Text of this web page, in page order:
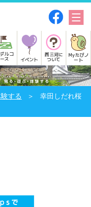
ルコ
ース イベント
西三河に
ついて
Myたびノ
ート
する
幸田しだれ桜